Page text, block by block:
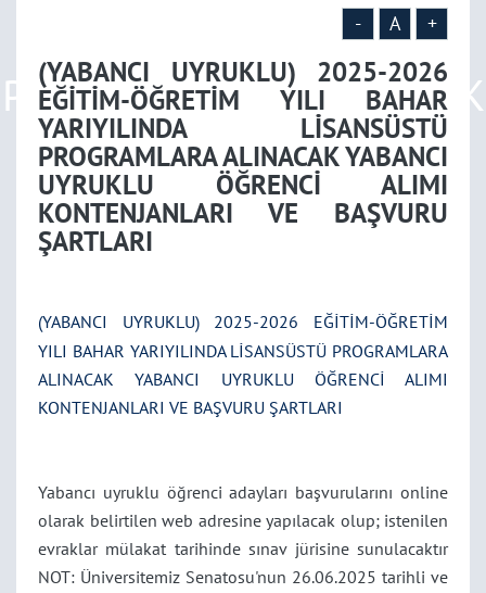
LİSANSÜSTÜ
PROGRAMLARA ALINACAK
YABANCI UYRUKLU
ÖĞRENCİ ALIMI
BAŞVURU ŞARTLARI
- A +
(YABANCI UYRUKLU) 2025-2026
EĞİTİM-ÖĞRETİM YILI BAHAR
YARIYILINDA LİSANSÜSTÜ
PROGRAMLARA ALINACAK YABANCI
UYRUKLU ÖĞRENCİ ALIMI
KONTENJANLARI VE BAŞVURU
ŞARTLARI
(YABANCI UYRUKLU) 2025-2026 EĞİTİM-ÖĞRETİM
YILI BAHAR YARIYILINDA LİSANSÜSTÜ PROGRAMLARA
ALINACAK YABANCI UYRUKLU ÖĞRENCİ ALIMI
KONTENJANLARI VE BAŞVURU ŞARTLARI
Yabancı uyruklu öğrenci adayları başvurularını online
olarak belirtilen web adresine yapılacak olup; istenilen
evraklar mülakat tarihinde sınav jürisine sunulacaktır
NOT: Üniversitemiz Senatosu'nun 26.06.2025 tarihli ve